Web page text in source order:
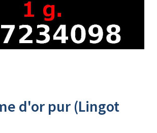
d'or pur (Lingot